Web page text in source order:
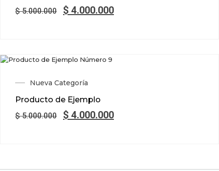
$5.000.000 $ 4.000.000
Nueva Categoría
Producto de Ejemplo
$5.000.000 $ 4.000.000